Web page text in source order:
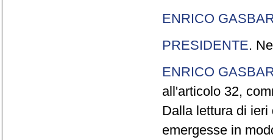
ENRICO
PRESIDENTE.
ENRICO
all'articolo 32,
Dalla lettura di
emergesse in